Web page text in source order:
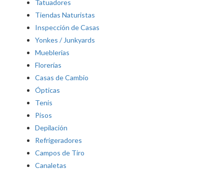
Tatuadores
Tiendas Naturistas
Inspección de Casas
Yonkes / Junkyards
Mueblerias
Florerías
Casas de Cambio
Ópticas
Tenis
Pisos
Depilación
Refrigeradores
Campos de Tiro
Canaletas